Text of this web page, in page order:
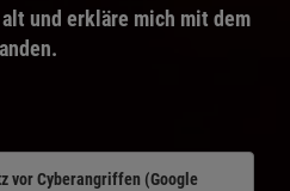
und erkläre mich mit dem
vor Cyberangriffen (Google